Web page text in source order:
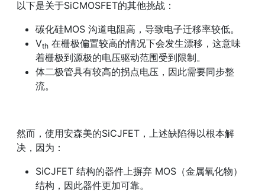
以下是关于SiCMOSFET的其他挑战：
碳化硅MOS 沟道电阻高，导致电子迁移率较低。
Vth 在栅极偏置较高的情况下会发生漂移，这意味
着栅极到源极的电压驱动范围受到限制。
体二极管具有较高的拐点电压，因此需要同步整
流。
然而，使用安森美的SiCJFET，上述缺陷得以根本解
决，因为：
SiCJFET 结构的器件上摒弃 MOS（金属氧化物）
结构，因此器件更加可靠。